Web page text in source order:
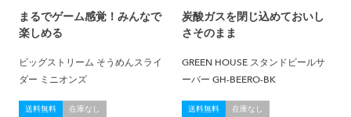
まるでゲーム感覚！みんなで
楽しめる
ビッグストリーム そうめんスライ
ダー ミニオンズ
送料無料 在庫なし
炭酸ガスを閉じ込めておいし
さそのまま
GREEN HOUSE スタンドビールサ
ーバー GH-BEERO-BK
送料無料 在庫なし